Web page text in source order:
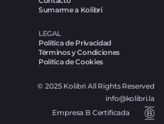
Sumarme a Kolibri
LEGAL
Política de Privacidad
Términos y Condiciones
Política de Cookies
© 2025 Kolibri All Rights Reserved
info@kolibri.la
Empresa B Certificada